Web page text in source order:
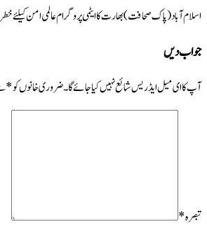
اسلام آباد (پاک صحافت) بھارت کا ایٹمی پروگرام عالمی امن کیلئے
جواب دیں
آپ کا ای میل ایڈریس شائع نہیں کیا جائے گا۔ضروری خانوں کو*
تبصرہ*